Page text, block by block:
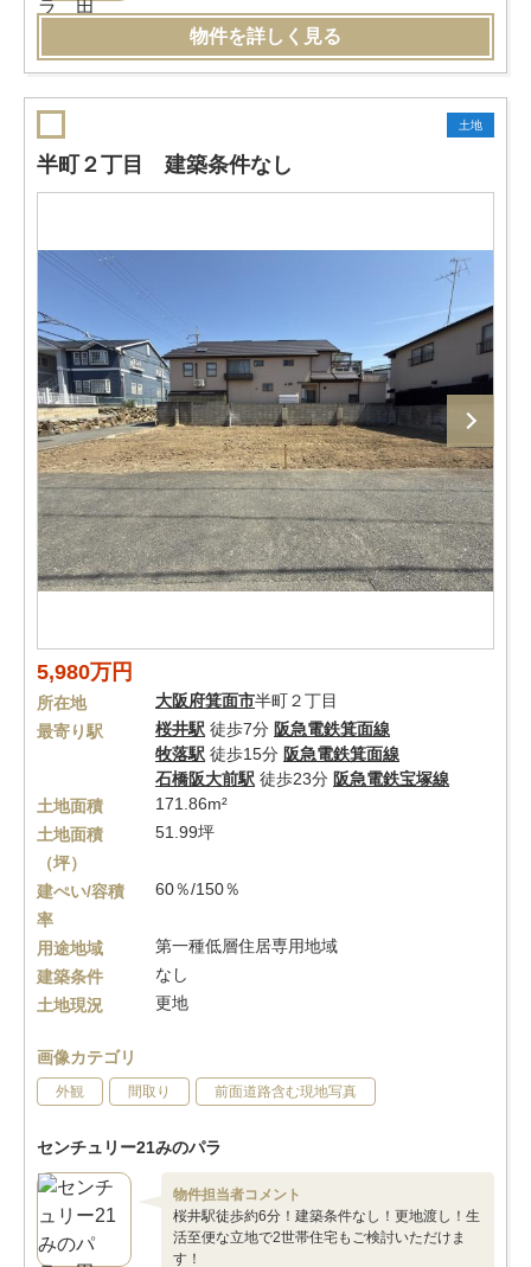
物件を詳しく見る
土地
半町２丁目 建築条件なし
5,980万円
所在地 大阪府箕面市半町２丁目
最寄り駅
桜井駅 徒歩7分 阪急電鉄箕面線
牧落駅 徒歩15分 阪急電鉄箕面線
石橋阪大前駅 徒歩23分 阪急電鉄宝塚線
土地面積
171.86m²
土地面積
（坪）
51.99坪
建ぺい/容積
率
60％/150％
用途地域
第一種低層住居専用地域
建築条件
なし
土地現況
更地
画像カテゴリ
外観 間取り 前面道路含む現地写真
センチュリー21みのパラ
物件担当者コメント
桜井駅徒歩約6分！建築条件なし！更地渡し！生
活至便な立地で2世帯住宅もご検討いただけま
す！